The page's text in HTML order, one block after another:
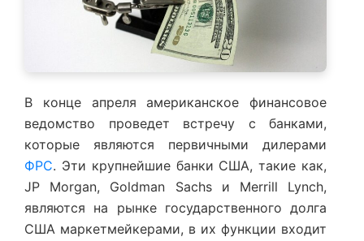
В конце апреля американское финансовое
ведомство проведет встречу с банками,
которые являются первичными дилерами
ФРС. Эти крупнейшие банки США, такие как,
JP Morgan, Goldman Sachs и Merrill Lynch,
являются на рынке государственного долга
США маркетмейкерами, в их функции входит